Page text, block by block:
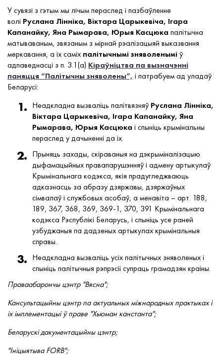
У сувязі з гэтым мы лічым пераслед і пазбаўленне
волі Руслана Лінніка, Віктара Царыкевіча, Ігара
Капанайку, Яна Рымарава, Юрыя Касцюка палітычна
матываваным, звязаным з мірнай рэалізацыяй выказвання
меркавання, а іх саміх палітычнымі зняволенымі ў
адпаведнасці з п. 3.1(а) Кіраўніцтва па вызначэнні
паняцця “Палітычны зняволены”, і патрабуем ад уладаў
Беларусі:
Неадкладна вызваліць палітвязняў Руслана Лінніка,
Віктара Царыкевіча, Ігара Капанайку, Яна
Рымарава, Юрыя Касцюка і спыніць крымінальны
пераслед у дачыненні да іх.
Прыняць захады, скіраваныя на дэкрыміналізацыю
дыфамацыйных правапарушэнняў і адмену артыкулаў
Крымінальнага кодэкса, якія прадугледжваюць
адказнасць за абразу дзяржавы, дзяржаўных
сімвалаў і службовых асобаў, а менавіта – арт. 188,
189, 367, 368, 369, 369-1, 370, 391 Крымінальнага
кодэкса Рэспублікі Беларусь, і спыніць усе раней
узбуджаныя па дадзеных артыкулах крымінальныя
справы.
Неадкладна вызваліць усіх палітычных зняволеных і
спыніць палітычныя рэпрэсіі супраць грамадзян краіны.
Праваабарончы цэнтр "Вясна";
Кансультацыйны цэнтр па актуальных міжнародных практыках і
іх імплементацыі ў праве "Хьюман канстанта";
Беларускі дакументацыйны цэнтр;
"Ініцыятыва FORB";